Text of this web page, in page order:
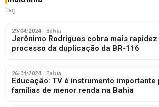
Tag
29/04/2024 · Bahia
Jerônimo Rodrigues cobra mais rapidez
processo da duplicação da BR-116
26/04/2024 · Bahia
Educação: TV é instrumento importante
famílias de menor renda na Bahia